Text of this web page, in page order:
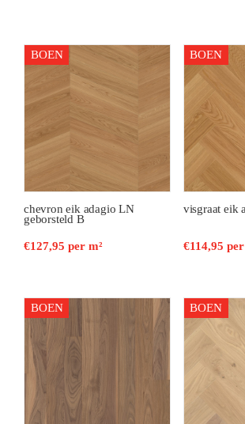
BOEN
chevron eik adagio LN
geborsteld B
€127,95 per m²
BOEN
visgraat eik
€114,95
BOEN BOEN